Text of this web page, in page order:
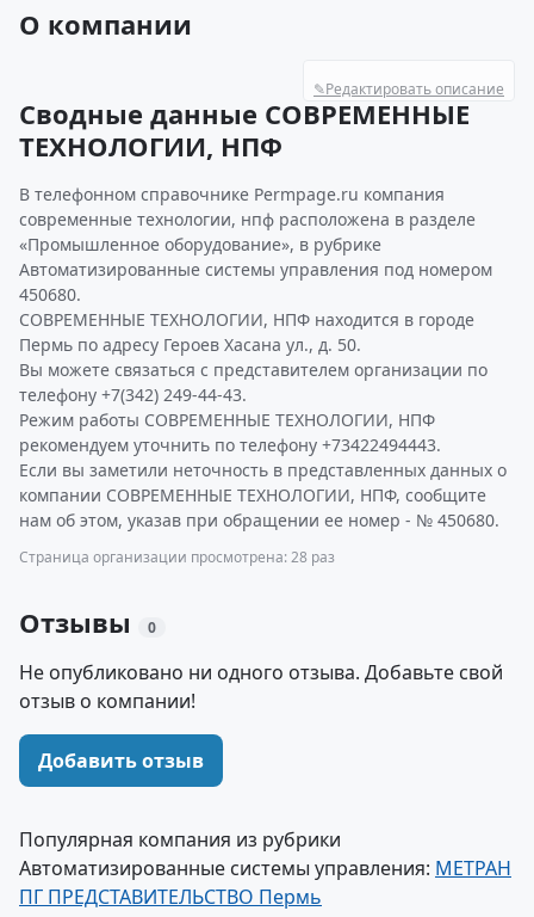
О компании
✎Редактировать описание
Сводные данные СОВРЕМЕННЫЕ
ТЕХНОЛОГИИ, НПФ
В телефонном справочнике Permpage.ru компания
современные технологии, нпф расположена в разделе
«Промышленное оборудование», в рубрике
Автоматизированные системы управления под номером
450680.
СОВРЕМЕННЫЕ ТЕХНОЛОГИИ, НПФ находится в городе
Пермь по адресу Героев Хасана ул., д. 50.
Вы можете связаться с представителем организации по
телефону +7(342) 249-44-43.
Режим работы СОВРЕМЕННЫЕ ТЕХНОЛОГИИ, НПФ
рекомендуем уточнить по телефону +73422494443.
Если вы заметили неточность в представленных данных о
компании СОВРЕМЕННЫЕ ТЕХНОЛОГИИ, НПФ, сообщите
нам об этом, указав при обращении ее номер - № 450680.
Страница организации просмотрена: 28 раз
Отзывы 0
Не опубликовано ни одного отзыва. Добавьте свой
отзыв о компании!
Добавить отзыв
Популярная компания из рубрики
Автоматизированные системы управления: МЕТРАН
ПГ ПРЕДСТАВИТЕЛЬСТВО Пермь